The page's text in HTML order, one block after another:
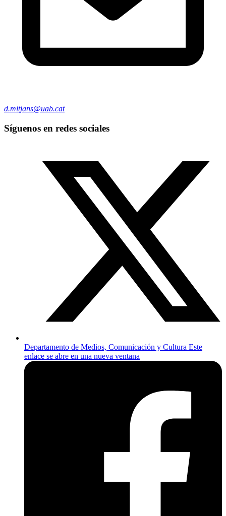
d.mitjans@uab.cat
Síguenos en redes sociales
Departamento de Medios, Comunicación y Cultura Este
enlace se abre en una nueva ventana